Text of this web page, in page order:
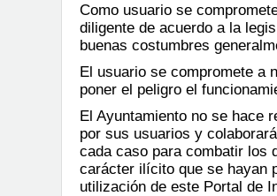
Como usuario se
diligente de acuerdo a la
buenas costumbres
El usuario se compromete a
poner el peligro el
El Ayuntamiento no se hace
por sus usuarios y
cada caso para combatir los
carácter ilícito que se hayan
utilización de este Portal de